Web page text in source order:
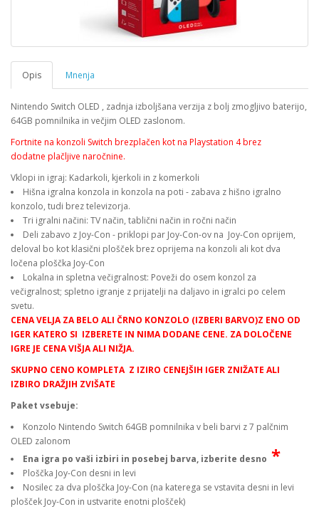
Opis Mnenja
Nintendo Switch OLED , zadnja izboljšana verzija z bolj zmogljivo baterijo,
64GB pomnilnika in večjim OLED zaslonom.
Fortnite na konzoli Switch brezplačen kot na Playstation 4 brez
dodatne plačljive naročnine.
Vklopi in igraj: Kadarkoli, kjerkoli in z komerkoli
Hišna igralna konzola in konzola na poti - zabava z hišno igralno
konzolo, tudi brez televizorja.
Tri igralni načini: TV način, tablični način in ročni način
Deli zabavo z Joy-Con - priklopi par Joy-Con-ov na Joy-Con oprijem,
deloval bo kot klasični plošček brez oprijema na konzoli ali kot dva
ločena ploščka Joy-Con
Lokalna in spletna večigralnost: Poveži do osem konzol za
večigralnost; spletno igranje z prijatelji na daljavo in igralci po celem
svetu.
CENA VELJA ZA BELO ALI ČRNO KONZOLO (IZBERI BARVO)Z ENO OD
IGER KATERO SI IZBERETE IN NIMA DODANE CENE. ZA DOLOČENE
IGRE JE CENA VIŠJA ALI NIŽJA.
SKUPNO CENO KOMPLETA Z IZIRO CENEJŠIH IGER ZNIŽATE ALI
IZBIRO DRAŽJIH ZVIŠATE
Paket vsebuje:
Konzolo Nintendo Switch 64GB pomnilnika v beli barvi z 7 palčnim
OLED zalonom
Ena igra po vaši izbiri in posebej barva, izberite desno *
Ploščka Joy-Con desni in levi
Nosilec za dva ploščka Joy-Con (na katerega se vstavita desni in levi
plošček Joy-Con in ustvarite enotni plošček)